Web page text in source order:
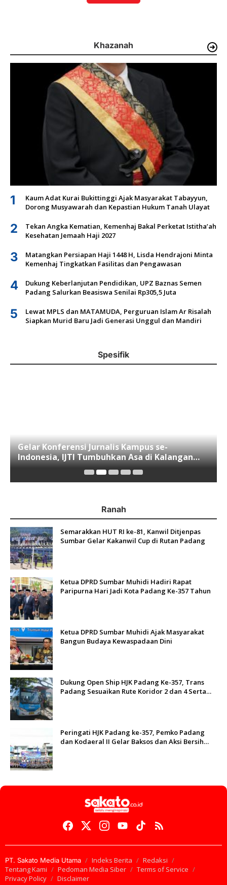
Khazanah
1
Kaum Adat Kurai Bukittinggi Ajak Masyarakat Tabayyun,
Dorong Musyawarah dan Kepastian Hukum Tanah Ulayat
2
Tekan Angka Kematian, Kemenhaj Bakal Perketat Istitha’ah
Kesehatan Jemaah Haji 2027
3
Matangkan Persiapan Haji 1448 H, Lisda Hendrajoni Minta
Kemenhaj Tingkatkan Fasilitas dan Pengawasan
4
Dukung Keberlanjutan Pendidikan, UPZ Baznas Semen
Padang Salurkan Beasiswa Senilai Rp305,5 Juta
5
Lewat MPLS dan MATAMUDA, Perguruan Islam Ar Risalah
Siapkan Murid Baru Jadi Generasi Unggul dan Mandiri
Spesifik
Gelar Konferensi Jurnalis Kampus se-
Indonesia, IJTI Tumbuhkan Asa di Kalangan
Jurnalis Muda di Era Disruspi Digital
Ranah
Semarakkan HUT RI ke-81, Kanwil Ditjenpas
Sumbar Gelar Kakanwil Cup di Rutan Padang
Ketua DPRD Sumbar Muhidi Hadiri Rapat
Paripurna Hari Jadi Kota Padang Ke-357 Tahun
Ketua DPRD Sumbar Muhidi Ajak Masyarakat
Bangun Budaya Kewaspadaan Dini
Dukung Open Ship HJK Padang Ke-357, Trans
Padang Sesuaikan Rute Koridor 2 dan 4 Serta
Peringati HJK Padang ke-357, Pemko Padang
dan Kodaeral II Gelar Baksos dan Aksi Bersih
PT. Sakato Media Utama Indeks Berita
Redaksi
Tentang Kami
Pedoman Media Siber
Terms of Service
Privacy Policy
Disclaimer